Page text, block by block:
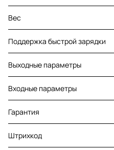
Вес
Поддержка быстрой зарядки
Выходные параметры
Входные параметры
Гарантия
Штрихкод